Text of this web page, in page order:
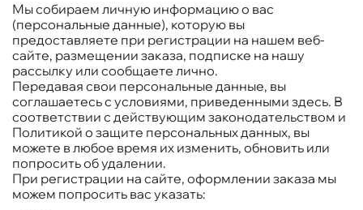
Мы собираем личную информацию о вас
(персональные данные), которую вы
предоставляете при регистрации на нашем веб-
сайте, размещении заказа, подписке на нашу
рассылку или сообщаете лично.
Передавая свои персональные данные, вы
соглашаетесь с условиями, приведенными здесь. В
соответствии с действующим законодательством и
Политикой о защите персональных данных, вы
можете в любое время их изменить, обновить или
попросить об удалении.
При регистрации на сайте, оформлении заказа мы
можем попросить вас указать: